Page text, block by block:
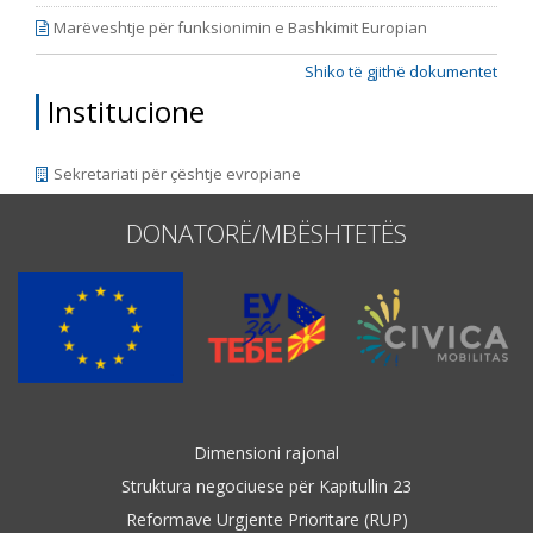
Marëveshtje për funksionimin e Bashkimit Europian
Shiko të gjithë dokumentet
Institucione
Sekretariati për çështje evropiane
DONATORË/MBËSHTETËS
Dimensioni rajonal
Struktura negociuese për Kapitullin 23
Reformave Urgjente Prioritare (RUP)